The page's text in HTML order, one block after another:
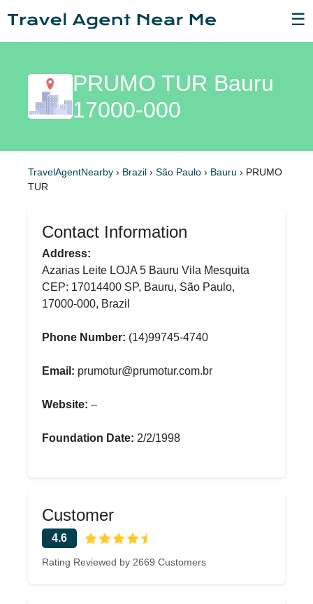
☰
PRUMO TUR Bauru
17000-000
TravelAgentNearby › Brazil › São Paulo › Bauru › PRUMO
TUR
Contact Information
Address:
Azarias Leite LOJA 5 Bauru Vila Mesquita
CEP: 17014400 SP, Bauru, São Paulo,
17000-000, Brazil
Phone Number: (14)99745-4740
Email: prumotur@prumotur.com.br
Website: –
Foundation Date: 2/2/1998
Customer
4.6
Rating Reviewed by 2669 Customers